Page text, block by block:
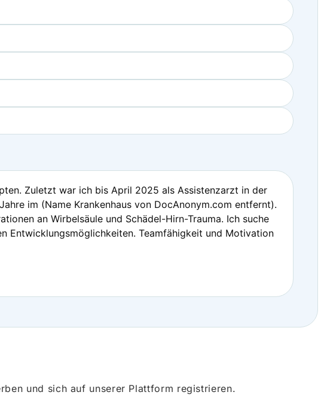
Zuletzt war ich bis April 2025 als Assistenzarzt in der
im (Name Krankenhaus von DocAnonym.com entfernt).
an Wirbelsäule und Schädel-Hirn-Trauma. Ich suche
Entwicklungsmöglichkeiten. Teamfähigkeit und Motivation
und sich auf unserer Plattform registrieren.